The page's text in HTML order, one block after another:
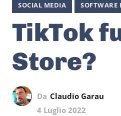
SOCIAL MEDIA SOFTWARE
TikTok
Store?
Da Claudio Garau
4 Luglio 2022